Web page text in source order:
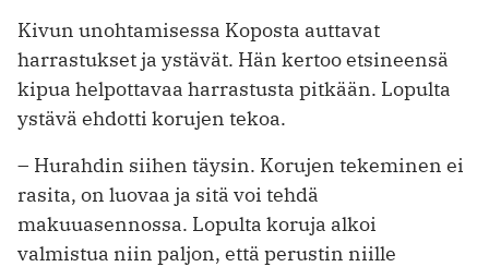
Kivun unohtamisessa Koposta auttavat
harrastukset ja ystävät. Hän kertoo etsineensä
kipua helpottavaa harrastusta pitkään. Lopulta
ystävä ehdotti korujen tekoa.
– Hurahdin siihen täysin. Korujen tekeminen ei
rasita, on luovaa ja sitä voi tehdä
makuuasennossa. Lopulta koruja alkoi
valmistua niin paljon, että perustin niille